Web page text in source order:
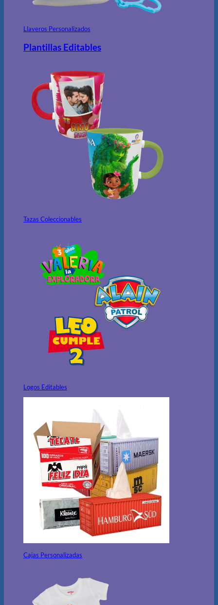
Llaveros Personalizados
Plantillas Editables
Tazas Coleccionables
Logos Editables
Cajas Personalizadas